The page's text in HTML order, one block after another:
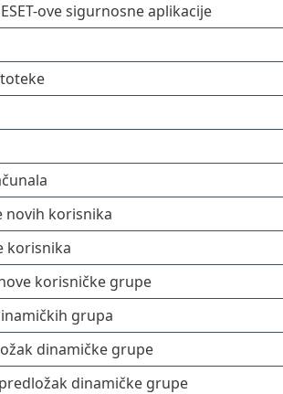
ove sigurnosne aplikacije
novih korisnika
korisnika
korisničke grupe
grupa
dinamičke grupe
dinamičke grupe